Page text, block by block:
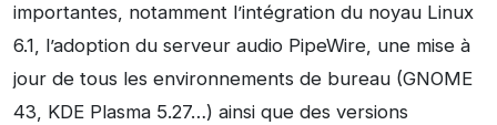
importantes, notamment l’intégration du noyau Linux
6.1, l’adoption du serveur audio PipeWire, une mise à
jour de tous les environnements de bureau (GNOME
43, KDE Plasma 5.27…) ainsi que des versions